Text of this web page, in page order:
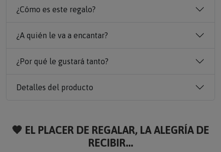
¿Cómo es este regalo?
¿A quién le va a encantar?
¿Por qué le gustará tanto?
Detalles del producto
🧡 EL PLACER DE REGALAR, LA ALEGRÍA DE
RECIBIR...